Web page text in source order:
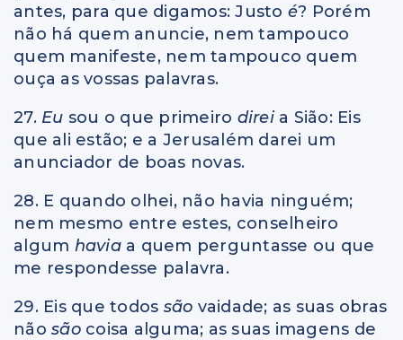
antes, para que digamos: Justo é? Porém
não há quem anuncie, nem tampouco
quem manifeste, nem tampouco quem
ouça as vossas palavras.
27. Eu sou o que primeiro direi a Sião: Eis
que ali estão; e a Jerusalém darei um
anunciador de boas novas.
28. E quando olhei, não havia ninguém;
nem mesmo entre estes, conselheiro
algum havia a quem perguntasse ou que
me respondesse palavra.
29. Eis que todos são vaidade; as suas obras
não são coisa alguma; as suas imagens de